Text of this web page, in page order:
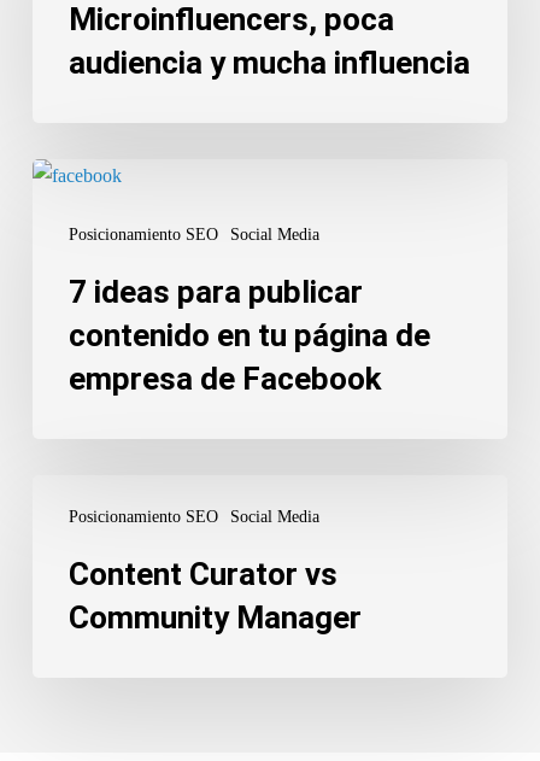
mucha
influencia
Microinfluencers, poca
audiencia y mucha influencia
Posicionamiento SEO Social Media
7
publicar
contenido
7 ideas para publicar
contenido en tu página de
empresa de Facebook
Posicionamiento SEO Social Media
Curator
Community
Manager
Content Curator vs
Community Manager